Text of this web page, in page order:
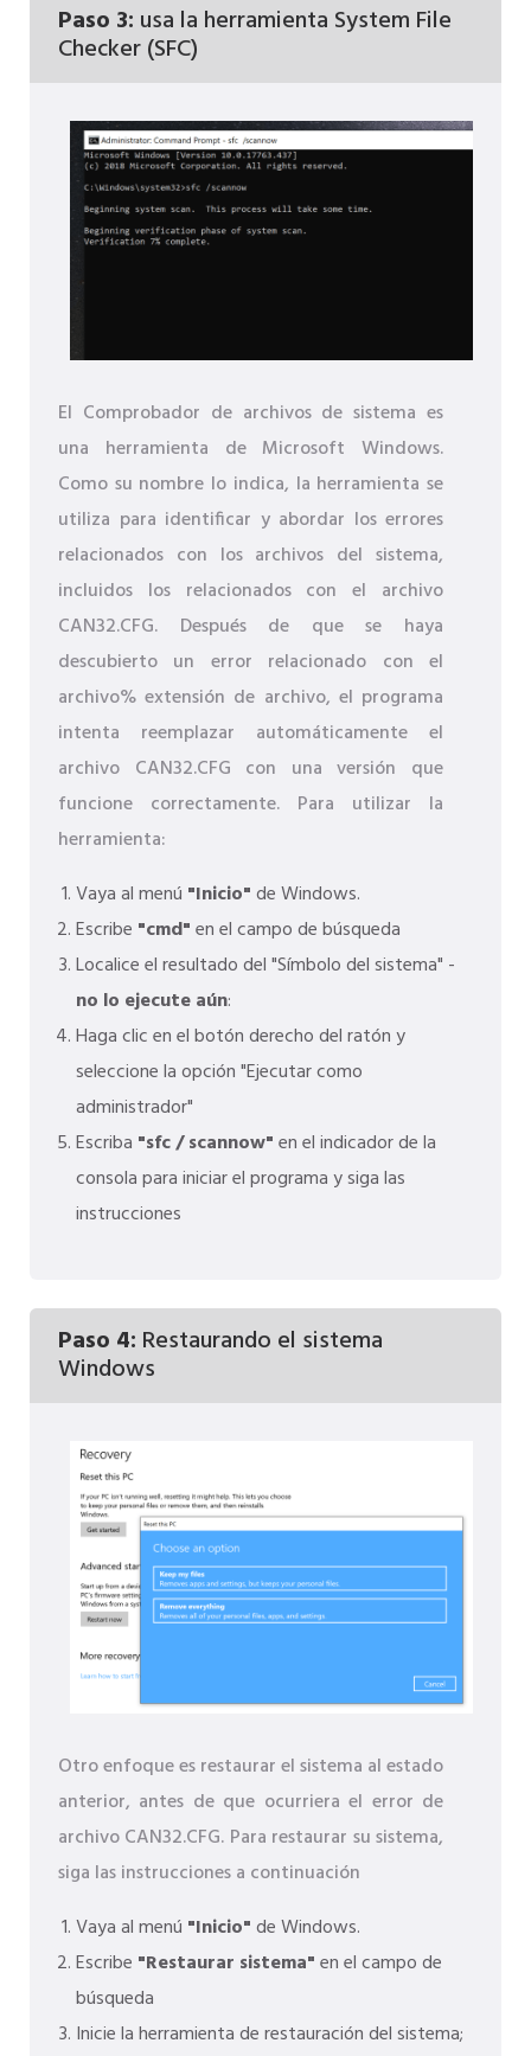
Paso 3: usa la herramienta System File
Checker (SFC)
El Comprobador de archivos de sistema es
una herramienta de Microsoft Windows.
Como su nombre lo indica, la herramienta se
utiliza para identificar y abordar los errores
relacionados con los archivos del sistema,
incluidos los relacionados con el archivo
CAN32.CFG. Después de que se haya
descubierto un error relacionado con el
archivo% extensión de archivo, el programa
intenta reemplazar automáticamente el
archivo CAN32.CFG con una versión que
funcione correctamente. Para utilizar la
herramienta:
Vaya al menú "Inicio"de Windows.
Escribe "cmd"en el campo de búsqueda
Localice el resultado del "Símbolo del sistema" -
no lo ejecute aún:
Haga clic en el botón derecho del ratón y
seleccione la opción "Ejecutar como
administrador"
Escriba "sfc / scannow"en el indicador de la
consola para iniciar el programa y siga las
instrucciones
Paso 4: Restaurando el sistema
Windows
Otro enfoque es restaurar el sistema al estado
anterior, antes de que ocurriera el error de
archivo CAN32.CFG. Para restaurar su sistema,
siga las instrucciones a continuación
Vaya al menú "Inicio"de Windows.
Escribe "Restaurar sistema"en el campo de
búsqueda
Inicie la herramienta de restauración del sistema;